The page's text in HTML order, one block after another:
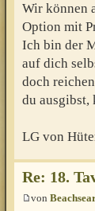
Wir können
Option mit
Ich bin der
auf dich
doch
du ausgibst,
LG von
Re: 18.
von